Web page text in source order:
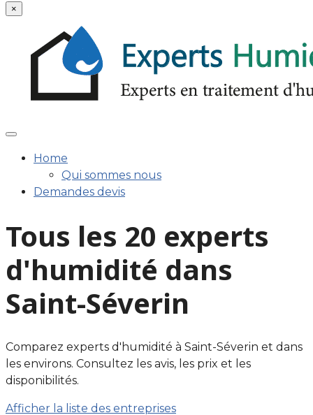
×
Home
Qui sommes nous
Demandes devis
Tous les 20 experts
d'humidité dans
Saint-Séverin
Comparez experts d'humidité à Saint-Séverin et dans
les environs. Consultez les avis, les prix et les
disponibilités.
Afficher la liste des entreprises